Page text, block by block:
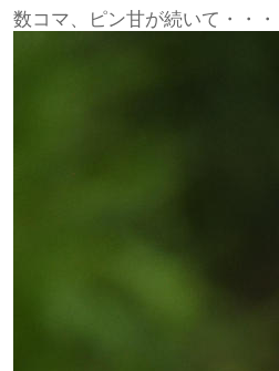
数コマ、ピン甘が続いて・・・